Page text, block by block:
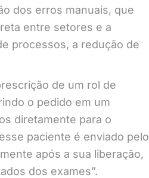
dos erros manuais, que
entre setores e a
processos, a redução de
de um rol de
o pedido em um
diretamente para o
paciente é enviado pelo
após a sua liberação,
dos exames”.